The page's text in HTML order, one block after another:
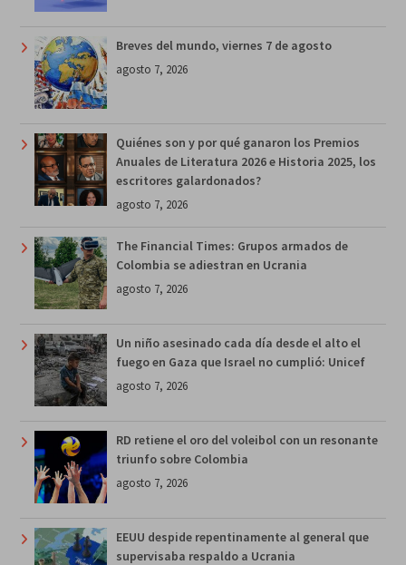
Breves del mundo, viernes 7 de agosto
agosto 7, 2026
Quiénes son y por qué ganaron los Premios
Anuales de Literatura 2026 e Historia 2025, los
escritores galardonados?
agosto 7, 2026
The Financial Times: Grupos armados de
Colombia se adiestran en Ucrania
agosto 7, 2026
Un niño asesinado cada día desde el alto el
fuego en Gaza que Israel no cumplió: Unicef
agosto 7, 2026
RD retiene el oro del voleibol con un resonante
triunfo sobre Colombia
agosto 7, 2026
EEUU despide repentinamente al general que
supervisaba respaldo a Ucrania